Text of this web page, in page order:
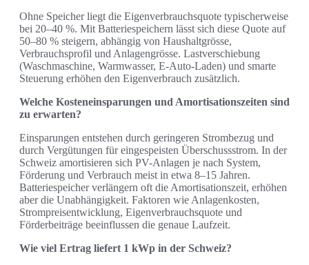
Ohne Speicher liegt die Eigenverbrauchsquote typischerweise
bei 20–40 %. Mit Batteriespeichern lässt sich diese Quote auf
50–80 % steigern, abhängig von Haushaltgrösse,
Verbrauchsprofil und Anlagengrösse. Lastverschiebung
(Waschmaschine, Warmwasser, E-Auto-Laden) und smarte
Steuerung erhöhen den Eigenverbrauch zusätzlich.
Welche Kosteneinsparungen und Amortisationszeiten sind
zu erwarten?
Einsparungen entstehen durch geringeren Strombezug und
durch Vergütungen für eingespeisten Überschussstrom. In der
Schweiz amortisieren sich PV-Anlagen je nach System,
Förderung und Verbrauch meist in etwa 8–15 Jahren.
Batteriespeicher verlängern oft die Amortisationszeit, erhöhen
aber die Unabhängigkeit. Faktoren wie Anlagenkosten,
Strompreisentwicklung, Eigenverbrauchsquote und
Förderbeiträge beeinflussen die genaue Laufzeit.
Wie viel Ertrag liefert 1 kWp in der Schweiz?